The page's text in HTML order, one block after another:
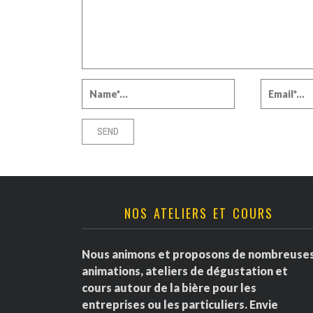
NOS ATELIERS ET COURS
Nous animons et proposons de
animations, ateliers de dégustation et
cours autour de la bière pour les
entreprises ou les particuliers. Envie